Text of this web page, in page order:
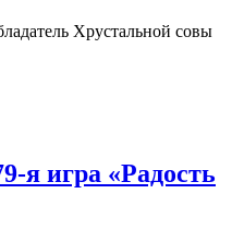
Хрустальной совы
я игра «Радость